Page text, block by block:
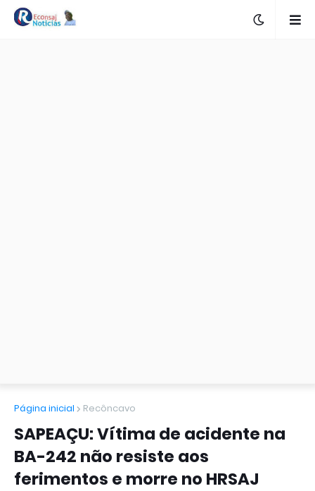
Página inicial Recôncavo
SAPEAÇU: Vítima de acidente na
BA-242 não resiste aos
ferimentos e morre no HRSAJ